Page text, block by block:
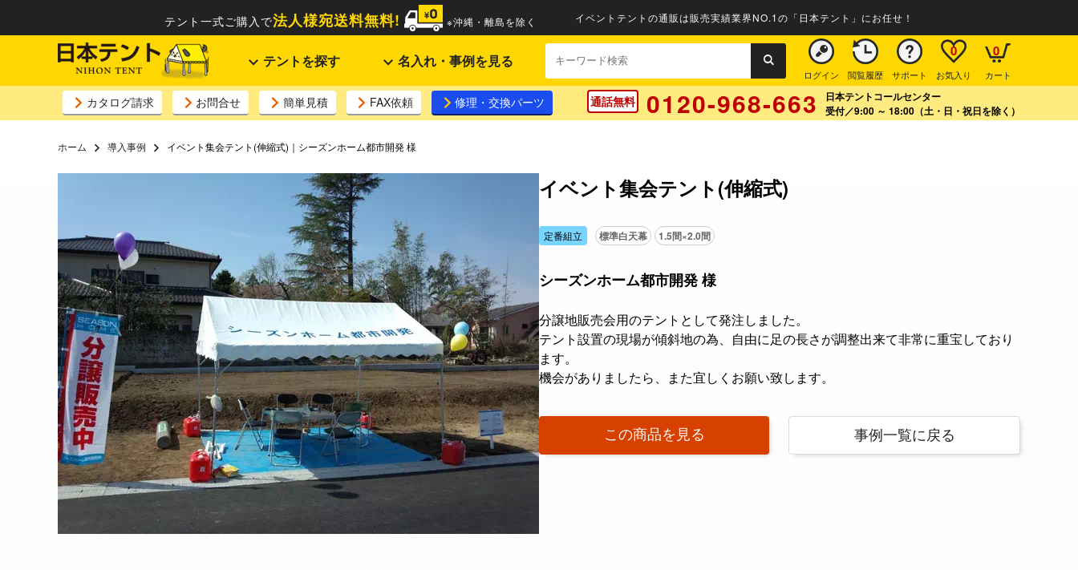
イベントテントの通販は販売実績業界NO.1の「日本テント」にお任せ！
テント一式ご購入で法人様宛送料無料! ※沖縄・離島を除く
テントを探す 名入れ・事例を見る
ログイン 閲覧履歴 サポート お気入り
0
カート
0
カタログ請求 お問合せ 簡単見積 FAX依頼 修理・交換パーツ 通話無料 0120-968-663
日本テントコールセンター
受付／9:00 ～ 18:00（土・日・祝日を除く）
ホーム 導入事例 イベント集会テント(伸縮式)｜シーズンホーム都市開発 様
イベント集会テント(伸縮式)
定番組立 標準白天幕 1.5間×2.0間
シーズンホーム都市開発 様
分譲地販売会用のテントとして発注しました。
テント設置の現場が傾斜地の為、自由に足の長さが調整出来て非常に重宝しており
ます。
機会がありましたら、また宜しくお願い致します。
この商品を見る 事例一覧に戻る